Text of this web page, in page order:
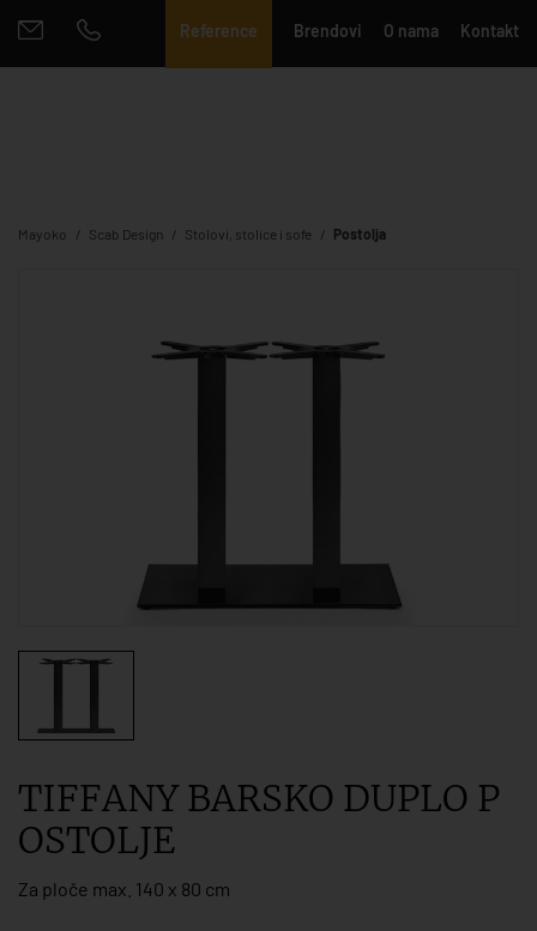
Reference Brendovi O nama Kontakt
Mayoko Scab Design Stolovi, stolice i sofe Postolja
TIFFANY BARSKO DUPLO P
OSTOLJE
Za ploče max. 140 x 80 cm